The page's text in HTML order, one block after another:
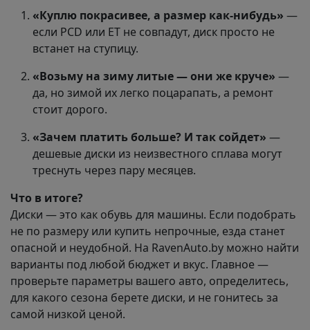
«Куплю покрасивее, а размер как-нибудь» —
если PCD или ET не совпадут, диск просто не
встанет на ступицу.
«Возьму на зиму литые — они же круче» —
да, но зимой их легко поцарапать, а ремонт
стоит дорого.
«Зачем платить больше? И так сойдет» —
дешевые диски из неизвестного сплава могут
треснуть через пару месяцев.
Что в итоге?
Диски — это как обувь для машины. Если подобрать
не по размеру или купить непрочные, езда станет
опасной и неудобной. На RavenAuto.by можно найти
варианты под любой бюджет и вкус. Главное —
проверьте параметры вашего авто, определитесь,
для какого сезона берете диски, и не гонитесь за
самой низкой ценой.